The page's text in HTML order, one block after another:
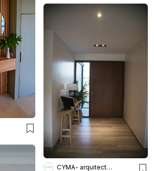
CYMA- arquitectura en equipo